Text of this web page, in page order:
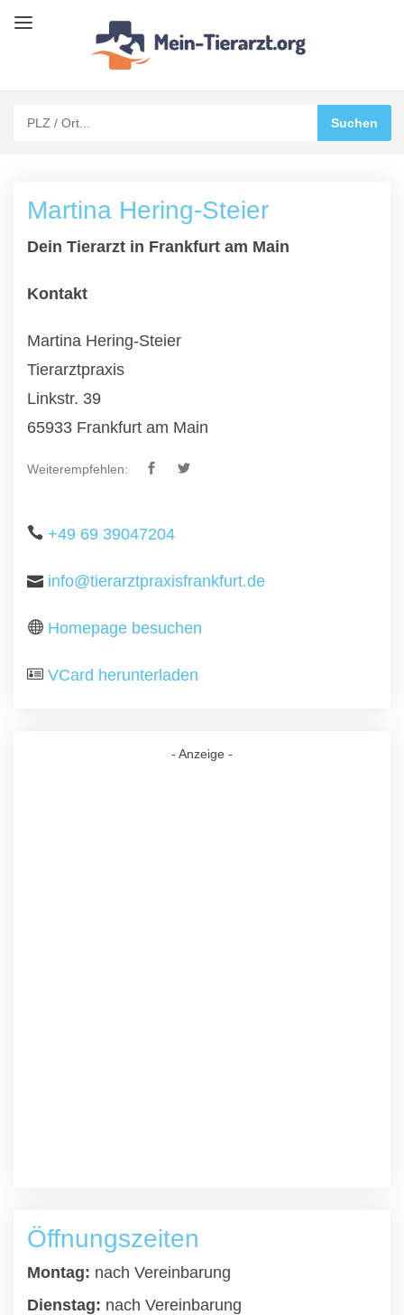
Martina Hering-Steier
Dein Tierarzt in Frankfurt am Main
Kontakt
Martina Hering-Steier
Tierarztpraxis
Linkstr. 39
65933 Frankfurt am Main
Weiterempfehlen:
+49 69 39047204
info@tierarztpraxisfrankfurt.de
Homepage besuchen
VCard herunterladen
- Anzeige -
Öffnungszeiten
Montag: nach Vereinbarung
Dienstag: nach Vereinbarung